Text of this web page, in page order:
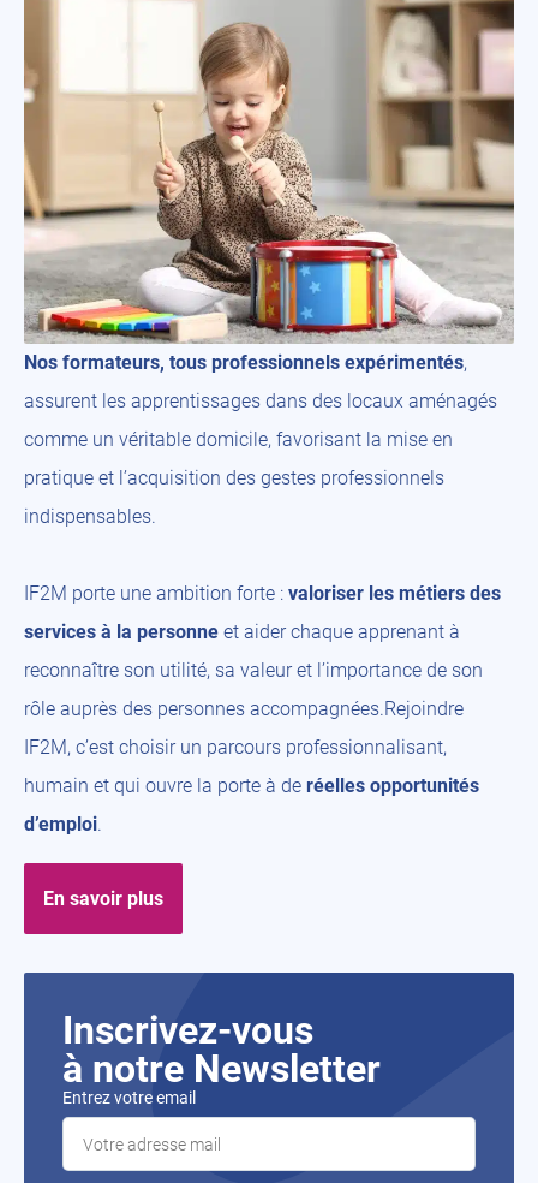
Nos formateurs, tous professionnels expérimentés,
assurent les apprentissages dans des locaux aménagés
comme un véritable domicile, favorisant la mise en
pratique et l’acquisition des gestes professionnels
indispensables.
IF2M porte une ambition forte : valoriser les métiers des
services à la personne et aider chaque apprenant à
reconnaître son utilité, sa valeur et l’importance de son
rôle auprès des personnes accompagnées.Rejoindre
IF2M, c’est choisir un parcours professionnalisant,
humain et qui ouvre la porte à de réelles opportunités
d’emploi.
En savoir plus
Inscrivez-vous
à notre Newsletter
Entrez votre email